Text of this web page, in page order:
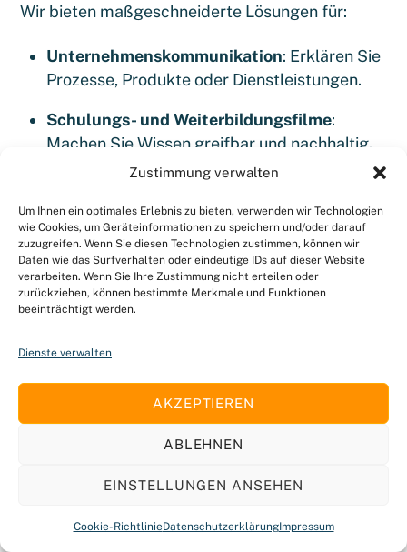
Zustimmung verwalten
Um Ihnen ein optimales Erlebnis zu bieten, verwenden wir Technologien
wie Cookies, um Geräteinformationen zu speichern und/oder darauf
zuzugreifen. Wenn Sie diesen Technologien zustimmen, können wir
Daten wie das Surfverhalten oder eindeutige IDs auf dieser Website
verarbeiten. Wenn Sie Ihre Zustimmung nicht erteilen oder
zurückziehen, können bestimmte Merkmale und Funktionen
beeinträchtigt werden.
Dienste verwalten
AKZEPTIEREN
ABLEHNEN
EINSTELLUNGEN ANSEHEN
Cookie-RichtlinieDatenschutzerklärungImpressum
Wir bieten maßgeschneiderte Lösungen für:
Unternehmenskommunikation: Erklären Sie
Prozesse, Produkte oder Dienstleistungen.
Schulungs- und Weiterbildungsfilme:
Machen Sie Wissen greifbar und nachhaltig.
Marketing und Werbung : Setzen Sie Ihre
Marke mit animierten Erklärfilmen in Szene.
Informationskampagnen: Klären Sie Ihr
Publikum effektiv über wichtige Themen auf.
Unsere Erklärfilme kombinieren ansprechende
Visualisierungen, um Inhalte optimal zu
transportieren.
WARUM ERKLÄRFILME IN BASEL MIT